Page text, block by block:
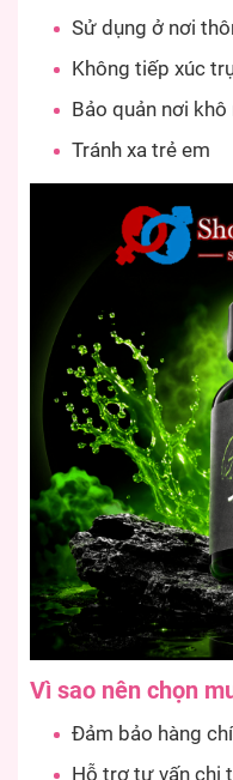
Sử dụng ở nơi
Không tiếp xúc
Bảo quản nơi
Tránh xa trẻ em
Vì sao nên chọn
Đảm bảo hàng
Hỗ trợ tư vấn chi